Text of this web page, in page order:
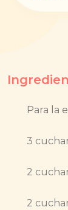
Para la
3
2
2